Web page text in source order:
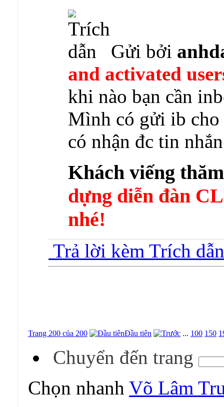
Gửi bởi
and activated
khi nào bạn cần
Mình có gửi ib cho
có nhận đc tin
Khách viếng
dựng diễn đàn
nhé!
Trả lời kèm Trích dẫn
Trang 200 của 200 Đầu tiên ... 100 150
Chuyển đến trang
Chọn nhanh Võ Lâm